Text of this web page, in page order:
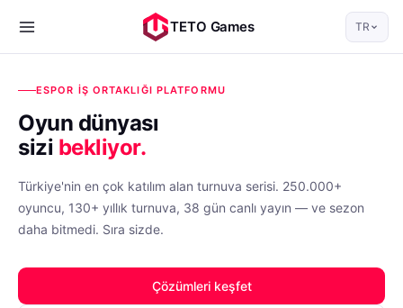
TETO Games TR
ESPOR IŞ ORTAKLIĞI PLATFORMU
Oyun dünyası
sizi bekliyor.
Türkiye'nin en çok katılım alan turnuva serisi. 250.000+
oyuncu, 130+ yıllık turnuva, 38 gün canlı yayın — ve sezon
daha bitmedi. Sıra sizde.
Çözümleri keşfet